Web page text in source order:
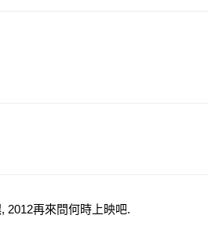
2012再來問何時上映吧.